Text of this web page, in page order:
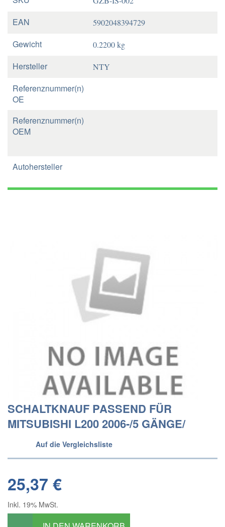
EAN 5902048394729
Gewicht 0.2200 kg
Hersteller NTY
Referenznummer(n)
OE
Referenznummer(n)
OEM
Autohersteller
SCHALTKNAUF PASSEND FÜR
MITSUBISHI L200 2006-/5 GÄNGE/
Auf die Vergleichsliste
25,37 €
Inkl. 19% MwSt.